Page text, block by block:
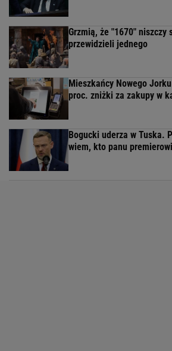
Grzmią, że "1670" niszczy
przewidzieli jednego
Mieszkańcy Nowego
proc. zniżki za zakupy w
Bogucki uderza w Tuska.
wiem, kto panu